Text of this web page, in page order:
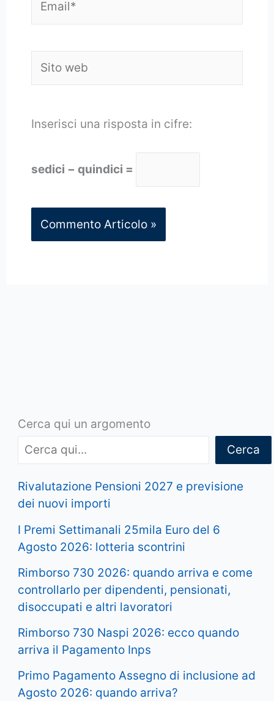
web
Inserisci una risposta in cifre:
sedici − quindici =
Cerca qui un argomento
Cerca
Rivalutazione Pensioni 2027 e previsione
dei nuovi importi
I Premi Settimanali 25mila Euro del 6
Agosto 2026: lotteria scontrini
Rimborso 730 2026: quando arriva e come
controllarlo per dipendenti, pensionati,
disoccupati e altri lavoratori
Rimborso 730 Naspi 2026: ecco quando
arriva il Pagamento Inps
Primo Pagamento Assegno di inclusione ad
Agosto 2026: quando arriva?